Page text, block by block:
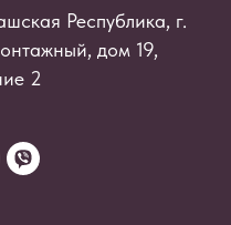
Республика, г.
дом 19,
2